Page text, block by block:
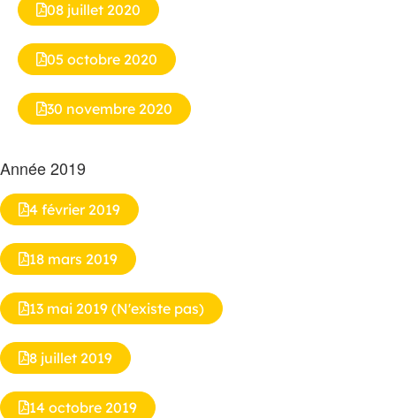
08 juillet 2020
05 octobre 2020
30 novembre 2020
Année 2019
4 février 2019
18 mars 2019
13 mai 2019 (N'existe pas)
8 juillet 2019
14 octobre 2019